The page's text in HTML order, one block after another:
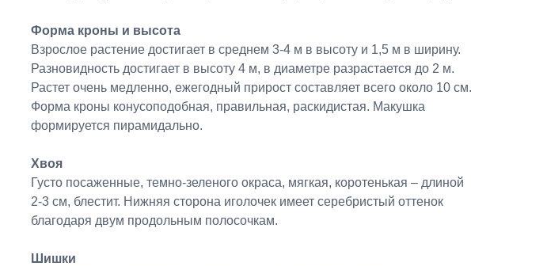
Форма кроны и высота
Взрослое растение достигает в среднем 3-4 м в высоту и 1,5 м в ширину.
Разновидность достигает в высоту 4 м, в диаметре разрастается до 2 м.
Растет очень медленно, ежегодный прирост составляет всего около 10 см.
Форма кроны конусоподобная, правильная, раскидистая. Макушка
формируется пирамидально.
Хвоя
Густо посаженные, темно-зеленого окраса, мягкая, коротенькая – длиной
2-3 см, блестит. Нижняя сторона иголочек имеет серебристый оттенок
благодаря двум продольным полосочкам.
Шишки